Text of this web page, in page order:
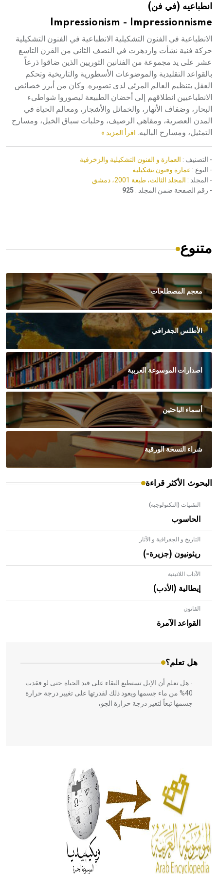
هيئة الموسوعة العربية تطلق موسوعات جديدة في عام 2026انطباعيه (في فن)
Impressionism - Impressionnisme
الانطباعية في الفنون التشكيلية الانطباعية في الفنون التشكيلية
حركة فنية نشأت وازدهرت في النصف الثاني من القرن التاسع
عشر على يد مجموعة من الفنانين الثوريين الذين ضاقوا ذرعاً
بالقواعد التقليدية والموضوعات الأسطورية والتاريخية وتحكم
العقل بتنظيم العالم المرئي لدى تصويره. وكان من أبرز خصائص
الانطباعيين انطلاقهم إلى أحضان الطبيعة ليصوروا شواطىء
البحار، وضفاف الأنهار، والخمائل والأشجار، ومعالم الحياة في
المدن العصرية، ومقاهي الرصيف، وحلبات سباق الخيل، ومسارح
التمثيل، ومسارح الباليه. اقرأ المزيد »
- التصنيف : العمارة و الفنون التشكيلية والزخرفية
- النوع : عمارة وفنون تشكيلية
- المجلد : المجلد الثالث، طبعة 2001، دمشق
- رقم الصفحة ضمن المجلد : 925
متنوع
معجم المصطلحات
الأطلس الجغرافي
اصدارات الموسوعة العربية
أسماء الباحثين
شراء النسخة الورقية
البحوث الأكثر قراءة
التقنيات (التكنولوجية)
الحاسوب
التاريخ و الجغرافية و الآثار
ريئونيون (جزيرة-)
الآداب اللاتينية
إيطالية (الأدب)
القانون
القواعد الآمرة
هل تعلم؟
- هل تعلم أن الأبلق نوع من الفنون الهندسية التي ارتبطت
بالعمارة الإسلامية في بلاد الشام ومصر خاصة، حيث يحرص
المعمار على بناء مداميكه وخاصة في الواجهات
- هل تعلم أن الإبل تستطيع البقاء على قيد الحياة حتى لو فقدت
40% من ماء جسمها ويعود ذلك لقدرتها على تغيير درجة حرارة
جسمها تبعاً لتغير درجة حرارة الجو،
الحكم، الأدلة، تنظيم التغذية، ورسالته في جروح الرأس. ويعود
له الفضل بأنه حرر الطب من الدين والفلسفة.
- هل تعلم أن المرجان إفراز حيواني يتكون في البحر ويتركب
من مادة كربونات الكلسيوم، وهو أحمر أو شديد الحمرة وهو
أجود أنواعه، ويمتاز بكبر الحجم ويسمى الش